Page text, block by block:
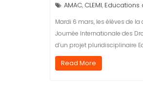
AMAC, CLEMI, Educations
Mardi 6 mars, les élèves de
Journée Internationale des
d’un projet pluridisciplinaire
Read More